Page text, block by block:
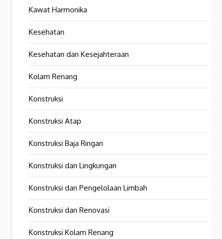
Kawat Harmonika
Kesehatan
Kesehatan dan Kesejahteraan
Kolam Renang
Konstruksi
Konstruksi Atap
Konstruksi Baja Ringan
Konstruksi dan Lingkungan
Konstruksi dan Pengelolaan Limbah
Konstruksi dan Renovasi
Konstruksi Kolam Renang